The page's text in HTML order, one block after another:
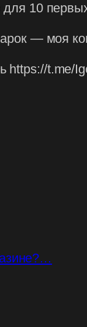
10
— моя
t.me/